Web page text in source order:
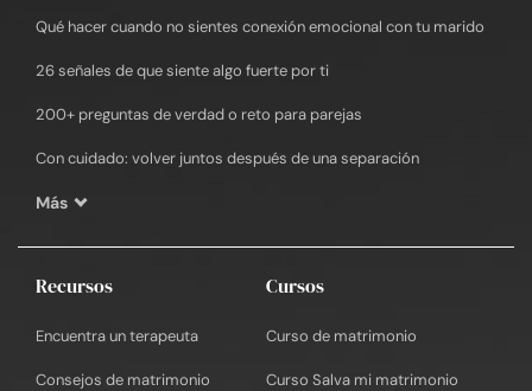
Qué hacer cuando no sientes conexión emocional con tu marido
26 señales de que siente algo fuerte por ti
200+ preguntas de verdad o reto para parejas
Con cuidado: volver juntos después de una separación
Más
Recursos
Encuentra un terapeuta
Consejos de matrimonio
Cursos
Curso de matrimonio
Curso Salva mi matrimonio